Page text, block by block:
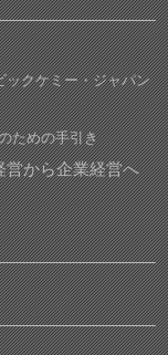
ックケミー・ジャパン
ための手引き
営から企業経営へ